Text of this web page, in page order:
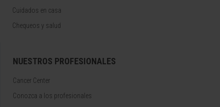
Cuidados en casa
Chequeos y salud
NUESTROS PROFESIONALES
Cancer Center
Conozca a los profesionales